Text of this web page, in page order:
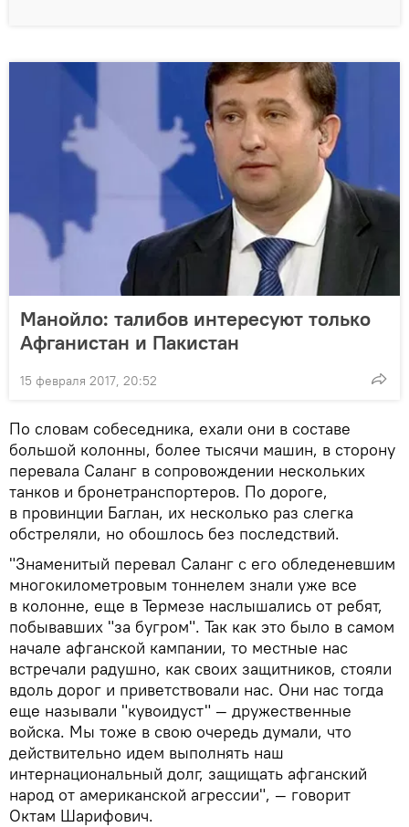
Манойло: талибов интересуют только
Афганистан и Пакистан
15 февраля 2017, 20:52
По словам собеседника, ехали они в составе
большой колонны, более тысячи машин, в сторону
перевала Саланг в сопровождении нескольких
танков и бронетранспортеров. По дороге,
в провинции Баглан, их несколько раз слегка
обстреляли, но обошлось без последствий.
"Знаменитый перевал Саланг с его обледеневшим
многокилометровым тоннелем знали уже все
в колонне, еще в Термезе наслышались от ребят,
побывавших "за бугром". Так как это было в самом
начале афганской кампании, то местные нас
встречали радушно, как своих защитников, стояли
вдоль дорог и приветствовали нас. Они нас тогда
еще называли "кувоидуст" — дружественные
войска. Мы тоже в свою очередь думали, что
действительно идем выполнять наш
интернациональный долг, защищать афганский
народ от американской агрессии", — говорит
Октам Шарифович.